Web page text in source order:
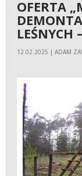
OFERTA
LEŚNYCH
12.02.2025 | ADAM